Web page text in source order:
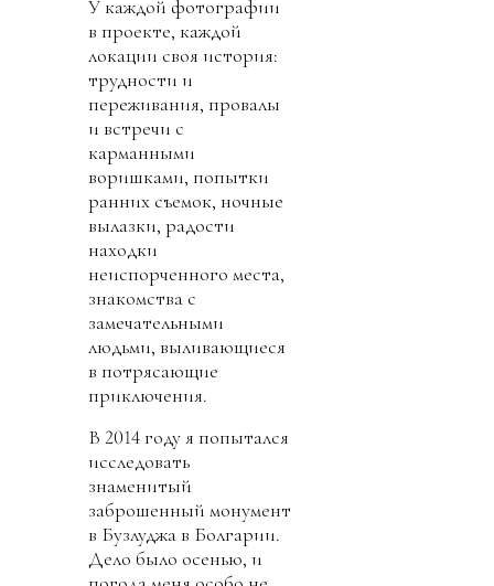
У каждой фотографии
в проекте, каждой
локации своя история:
трудности и
переживания, провалы
и встречи с
карманными
воришками, попытки
ранних съемок, ночные
вылазки, радости
находки
неиспорченного места,
знакомства с
замечательными
людьми, выливающиеся
в потрясающие
приключения.
В 2014 году я попытался
исследовать
знаменитый
заброшенный монумент
в Бузлуджа в Болгарии.
Дело было осенью, и